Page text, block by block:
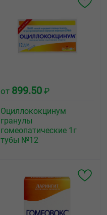
от 899.50 ₽
Оциллококцинум
гранулы
гомеопатические 1г
тубы №12